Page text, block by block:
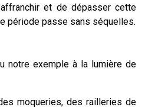
et de dépasser cette
période passe sans séquelles.
notre exemple à la lumière de
moqueries, des railleries de